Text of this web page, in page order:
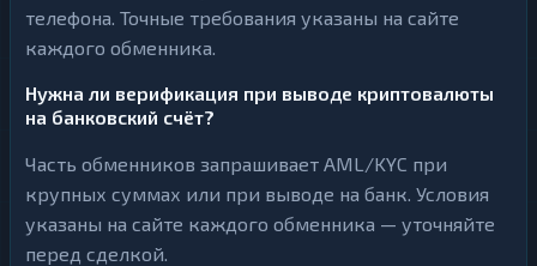
телефона. Точные требования указаны на сайте
каждого обменника.
Нужна ли верификация при выводе криптовалюты
на банковский счёт?
Часть обменников запрашивает AML/KYC при
крупных суммах или при выводе на банк. Условия
указаны на сайте каждого обменника — уточняйте
перед сделкой.